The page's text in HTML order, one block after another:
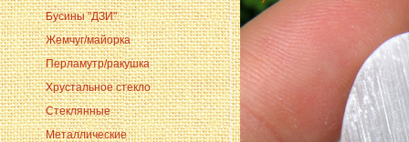
Бусины "ДЗИ"
Жемчуг/майорка
Перламутр/ракушка
Хрустальное стекло
Стеклянные
Металлические